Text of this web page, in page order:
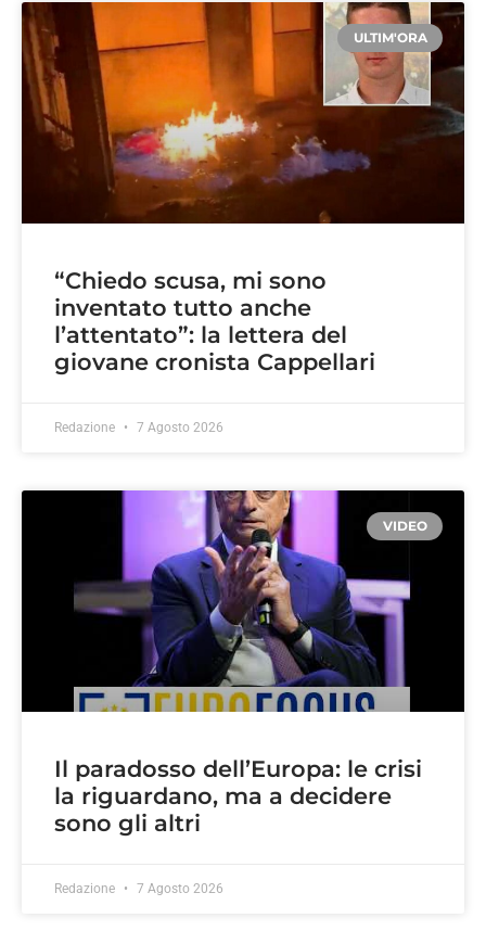
ULTIM'ORA
“Chiedo scusa, mi sono
inventato tutto anche
l’attentato”: la lettera del
giovane cronista Cappellari
Redazione 7 Agosto 2026
VIDEO
Il paradosso dell’Europa: le crisi
la riguardano, ma a decidere
sono gli altri
Redazione 7 Agosto 2026